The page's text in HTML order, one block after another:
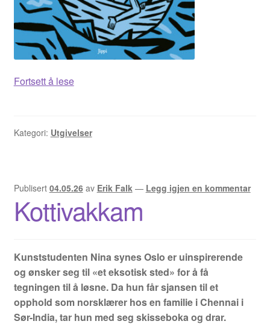
Anja Dahle Øverbye
Annette Saugestad Helland
Arne W. Isachsen
Øystein Runde
Berliac
Bjørn Ousland
Christian Hartmann
Fortsett å leseDa
Kategori: Utgivelser
Publisert 04.05.26 av Erik Falk — Legg igjen en kommentar
Kottivakkam
Kunststudenten Nina synes Oslo er uinspirerende
og ønsker seg til «et eksotisk sted» for å få
tegningen til å løsne. Da hun får sjansen til et
opphold som norsklærer hos en familie i Chennai i
Sør-India, tar hun med seg skisseboka og drar.